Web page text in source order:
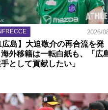
2026/
広島】大迫敬介の再合流を発
外移籍は一転白紙も、「広
として貢献したい」